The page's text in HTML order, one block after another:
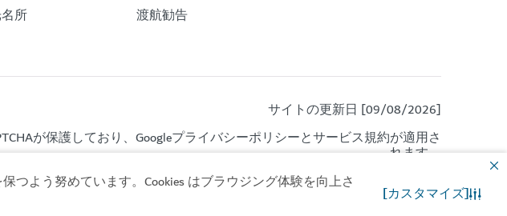
つよう努めています。Cookies はブラウジング体験を向上さ
[カスタマイズ]
所
渡航勧告
サイトの更新日 [09/08/2026]
が保護しており、Googleプライバシーポリシーとサービス規約が適用さ
れます。